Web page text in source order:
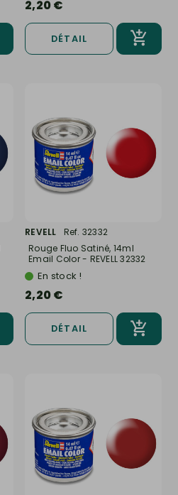
2,20 €
DÉTAIL
REVELL
Ref. 32332
Rouge Fluo Satiné, 14ml
Email Color - REVELL 32332
En stock !
2,20 €
DÉTAIL